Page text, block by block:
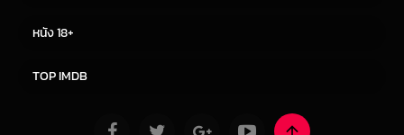
หนัง 18+
TOP IMDB